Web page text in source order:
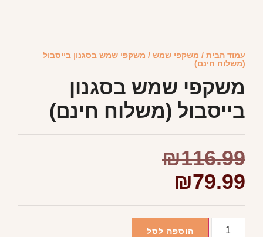
עמוד הבית / משקפי שמש / משקפי שמש בסגנון בייסבול
(משלוח חינם)
משקפי שמש בסגנון
בייסבול (משלוח חינם)
₪116.99
₪79.99
הוספה לסל